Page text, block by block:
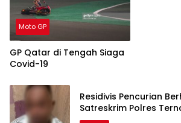
Moto GP
GP Qatar di Tengah Siaga
Covid-19
Residivis Pencurian
Satreskrim Polres